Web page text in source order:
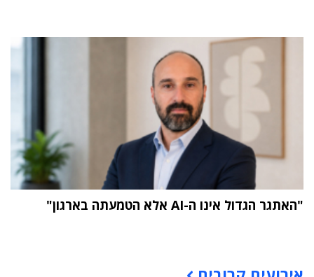
"האתגר הגדול אינו ה-AI אלא הטמעתה בארגון"